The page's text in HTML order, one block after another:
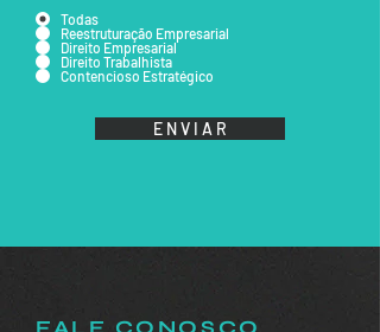
Todas
Reestruturação Empresarial
Direito Empresarial
Direito Trabalhista
Contencioso Estratégico
E N V I A R